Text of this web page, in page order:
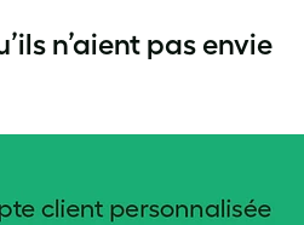
n’aient pas envie